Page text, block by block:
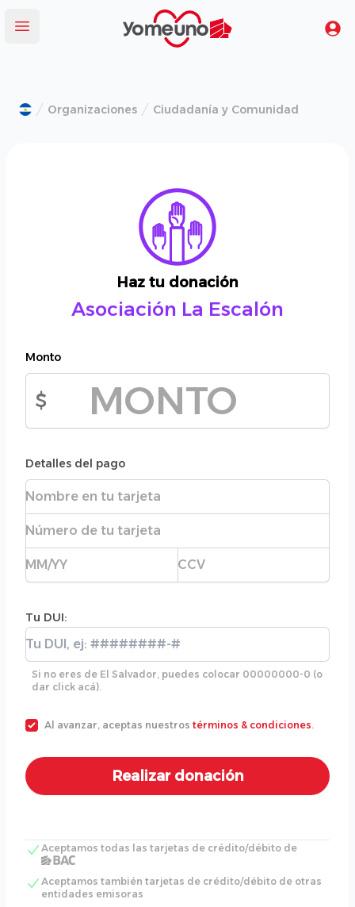
Abrir menú
Yomeuno.com
Organizaciones Ciudadanía y Comunidad
Haz tu donación
Asociación La Escalón
Monto
Monto de la donación
$
Detalles del pago
Nombre completo
Número de tarjeta
Fecha de expiración CVC
Tu DUI:
Tu DUI:
Si no eres de El Salvador, puedes colocar 00000000-0 (o
dar click acá).
Al avanzar, aceptas nuestros términos & condiciones.
Aceptamos todas las tarjetas de crédito/débito de
Aceptamos también tarjetas de crédito/débito de otras
entidades emisoras